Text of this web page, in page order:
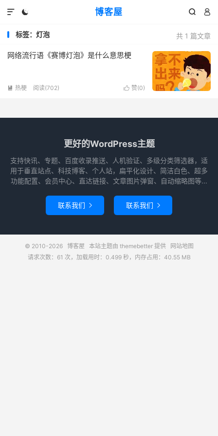
博客屋
  

共 1 篇文章
标签：灯泡
网络流行语《赛博灯泡》是什么意思梗
 赞(0)
 热梗 阅读(702)
更好的WordPress主题
支持快讯、专题、百度收录推送、人机验证、多级分类筛选器，适
用于垂直站点、科技博客、个人站，扁平化设计、简洁白色、超多
功能配置、会员中心、直达链接、文章图片弹窗、自动缩略图等...
联系我们  联系我们 
© 2010-2026 博客屋 本站主题由 themebetter提供
网站地图
请求次数：61 次，加载用时：0.499 秒，内存占用：40.55 MB